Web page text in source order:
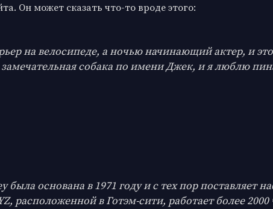
Он может сказать что-то вроде этого:
на велосипеде, а ночью начинающий актер, и
собака по имени Джек, и я люблю
была основана в 1971 году и с тех пор поставляет
расположенной в Готэм-сити, работает более 2000